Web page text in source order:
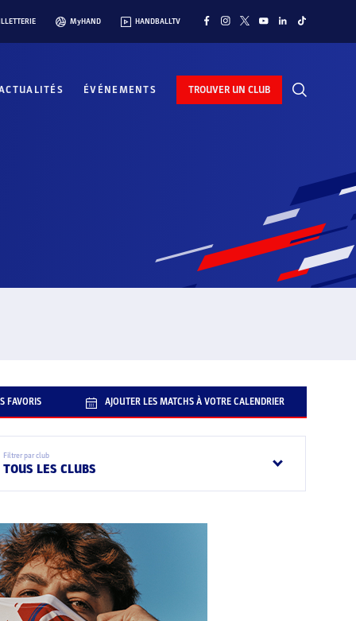
MyHAND HANDBALLTV
ÉVÉNEMENTS TROUVER UN CLUB
FAVORIS AJOUTER LES MATCHS À VOTRE CALENDRIER
Filtrer par club
TOUS LES CLUBS